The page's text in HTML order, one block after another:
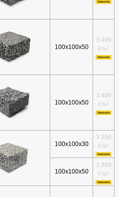
100х100х50
3 400
₽/м²
100х100х50
3 400
₽/м²
100х100х30
3 250
₽/м²
100х100х50
3 990
₽/м²